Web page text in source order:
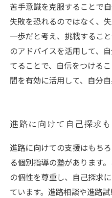
苦手意識を克服することで
失敗を恐れるのではなく、
一歩だと考え、挑戦するこ
のアドバイスを活用して、
てることで、自信をつける
間を有効に活用して、自分
進路に向けて自己探求
進路に向けての支援はもち
る個別指導の塾があります
の個性を尊重し、自己探求
ています。進路相談や進路